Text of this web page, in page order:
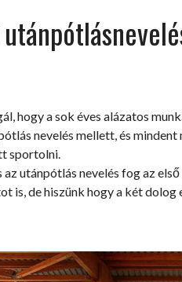
hogy a sok éves alázatos
nevelés mellett, és
sportolni.
az utánpótlás nevelés fog az
is, de hiszünk hogy a két